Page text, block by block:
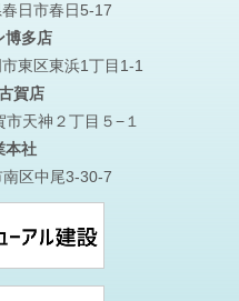
日市春日5-17
博多店
東区東浜1丁目1-1
賀店
天神２丁目５−１
本社
区中尾3-30-7